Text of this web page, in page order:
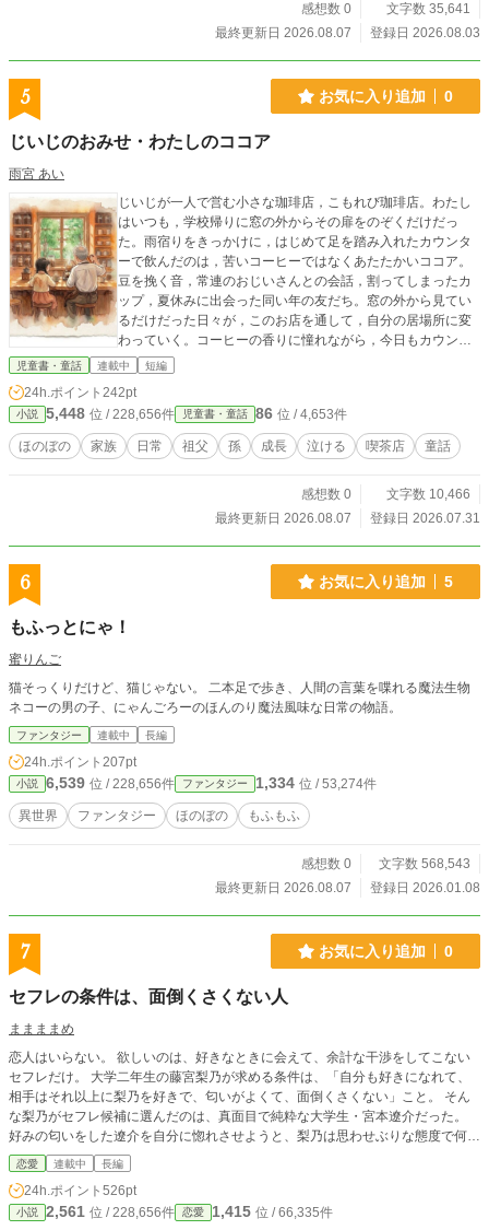
感想数 0
文字数 35,641
最終更新日 2026.08.07
登録日 2026.08.03
5 お気に入り追加 0
じいじのおみせ・わたしのココア
雨宮 あい
じいじが一人で営む小さな珈琲店，こもれび珈琲店。わたし
はいつも，学校帰りに窓の外からその扉をのぞくだけだっ
た。雨宿りをきっかけに，はじめて足を踏み入れたカウンタ
ーで飲んだのは，苦いコーヒーではなくあたたかいココア。
豆を挽く音，常連のおじいさんとの会話，割ってしまったカ
ップ，夏休みに出会った同い年の友だち。窓の外から見てい
るだけだった日々が，このお店を通して，自分の居場所に変
わっていく。コーヒーの香りに憧れながら，今日もカウンタ
ーでココアを飲む，わたしの一年間の記録。
児童書・童話 連載中 短編
24h.ポイント 242pt
小説 5,448 位 / 228,656件 児童書・童話 86 位 / 4,653件
ほのぼの 家族 日常 祖父 孫 成長 泣ける 喫茶店 童話
感想数 0
文字数 10,466
最終更新日 2026.08.07
登録日 2026.07.31
6 お気に入り追加 5
もふっとにゃ！
蜜りんご
猫そっくりだけど、猫じゃない。 二本足で歩き、人間の言葉を喋れる魔法生物
ネコーの男の子、にゃんごろーのほんのり魔法風味な日常の物語。
ファンタジー 連載中 長編
24h.ポイント 207pt
小説 6,539 位 / 228,656件 ファンタジー 1,334 位 / 53,274件
異世界 ファンタジー ほのぼの もふもふ
感想数 0
文字数 568,543
最終更新日 2026.08.07
登録日 2026.01.08
7 お気に入り追加 0
セフレの条件は、面倒くさくない人
ままままめ
恋人はいらない。 欲しいのは、好きなときに会えて、余計な干渉をしてこない
セフレだけ。 大学二年生の藤宮梨乃が求める条件は、「自分も好きになれて、
相手はそれ以上に梨乃を好きで、匂いがよくて、面倒くさくない」こと。 そん
な梨乃がセフレ候補に選んだのは、真面目で純粋な大学生・宮本遼介だった。
好みの匂いをした遼介を自分に惚れさせようと、梨乃は思わせぶりな態度で何度
も誘惑する。 ところが、少し鈍感で慎重な遼介を本気にさせようと仕掛けすぎ
た結果、好きにさせすぎてしまった。 嫉妬する。気にしすぎる。何かと口を出
す。 そして遼介は、セフレになることを拒み、梨乃と付き合いたいと言い始め
る。 「セフレの条件は、面倒くさくない人なんだけど」 「じゃあ、セフレじゃ
恋愛 連載中 長編
24h.ポイント 526pt
小説 2,561 位 / 228,656件 恋愛 1,415 位 / 66,335件